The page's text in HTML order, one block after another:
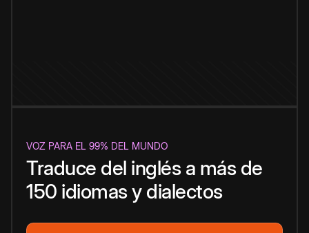
VOZ PARA EL 99% DEL MUNDO
Traduce del inglés a más de
150 idiomas y dialectos